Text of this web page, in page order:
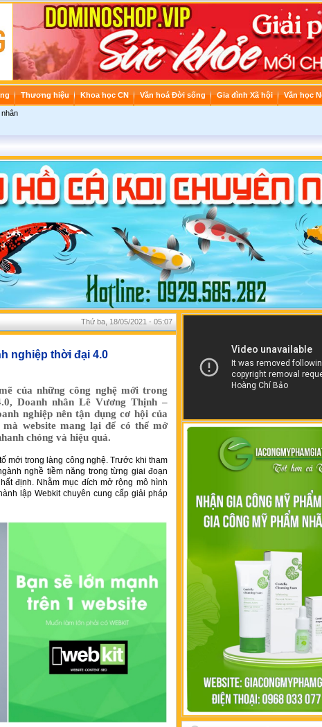
Thương hiệu Khoa học CN Văn hoá Đời sống Gia đình Xã hội Văn học
Thứ ba, 18/05/2021 - 05:07
nghiệp thời đại 4.0
của những công nghệ mới trong
Doanh nhân Lê Vương Thịnh –
nghiệp nên tận dụng cơ hội của
website mang lại để có thể mở
chóng và hiệu quả.
mới trong làng công nghệ. Trước khi tham
nghề tiềm năng trong từng giai đoạn
định. Nhằm mục đích mở rộng mô hình
lập Webkit chuyên cung cấp giải pháp